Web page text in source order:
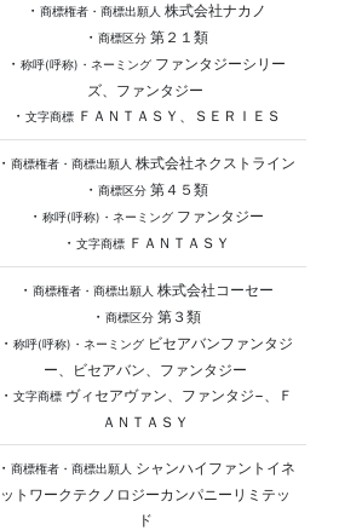
・ 商標権者・商標出願人 株式会社ナカノ
・ 商標区分第２１類
・ 称呼(呼称)・ネーミングファンタジーシリー
ズ、ファンタジー
・ 文字商標ＦＡＮＴＡＳＹ、ＳＥＲＩＥＳ
・ 商標権者・商標出願人 株式会社ネクストライン
・ 商標区分第４５類
・ 称呼(呼称)・ネーミングファンタジー
・ 文字商標ＦＡＮＴＡＳＹ
・ 商標権者・商標出願人 株式会社コーセー
・ 商標区分第３類
・ 称呼(呼称)・ネーミングビセアバンファンタジ
ー、ビセアバン、ファンタジー
・ 文字商標ヴィセアヴァン、ファンタジ−、Ｆ
ＡＮＴＡＳＹ
・ 商標権者・商標出願人
シャンハイファントイネ
ットワークテクノロジーカンパニーリミテッ
ド